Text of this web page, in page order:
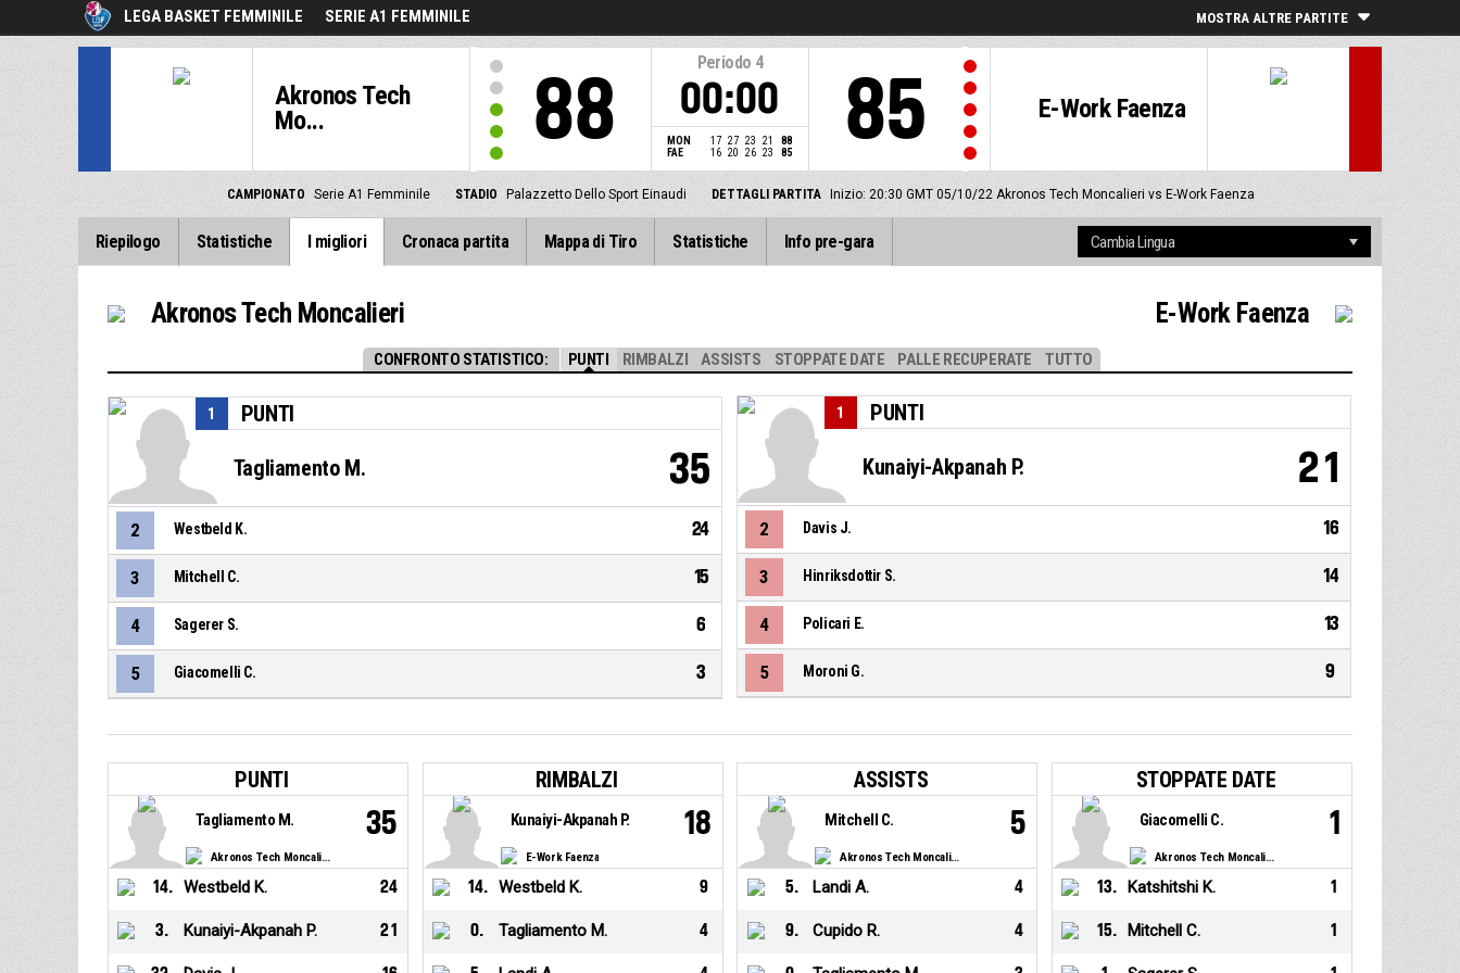
LEGA BASKET FEMMINILE SERIE A1 FEMMINILE MOSTRA ALTRE PARTITE
Akronos Tech
Mo...
88
Periodo 4
00:00
MON 17 27 23 21
88
FAE
16 20 26 23 85
E-Work Faenza
85
CAMPIONATO Serie A1 Femminile STADIO Palazzetto Dello Sport Einaudi DETTAGLI PARTITA Inizio: 20:30 GMT 05/10/22 Akronos Tech Moncalieri vs E-Work Faenza
Riepilogo Statistiche I migliori Cronaca partita Mappa di Tiro Statistiche Info pre-gara
CONFRONTO STATISTICO: PUNTI RIMBALZI ASSISTS STOPPATE DATE PALLE RECUPERATE TUTTO
Akronos Tech Moncalieri
PUNTI
1
Tagliamento M. 35
2 Westbeld K. 24
3 Mitchell C. 15
4 Sagerer S. 6
5 Giacomelli C. 3
E-Work Faenza
PUNTI
1
Kunaiyi-Akpanah P. 21
2 Davis J. 16
3 Hinriksdottir S. 14
4 Policari E. 13
5 Moroni G. 9
PUNTI
Akronos Tech Moncalieri
Tagliamento M. 35
14. Westbeld K. 24
3. Kunaiyi-Akpanah P. 21
RIMBALZI
E-Work Faenza
Kunaiyi-Akpanah P. 18
14. Westbeld K. 9
0. Tagliamento M. 4
ASSISTS
Akronos Tech Moncalieri
Mitchell C. 5
5. Landi A. 4
9. Cupido R. 4
STOPPATE DATE
Akronos Tech Moncalieri
Giacomelli C. 1
13. Katshitshi K. 1
15. Mitchell C. 1